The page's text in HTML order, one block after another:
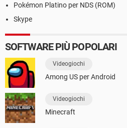
Pokémon Platino per NDS (ROM)
Skype
SOFTWARE PIÙ POPOLARI
Videogiochi
Among US per Android
Videogiochi
Minecraft